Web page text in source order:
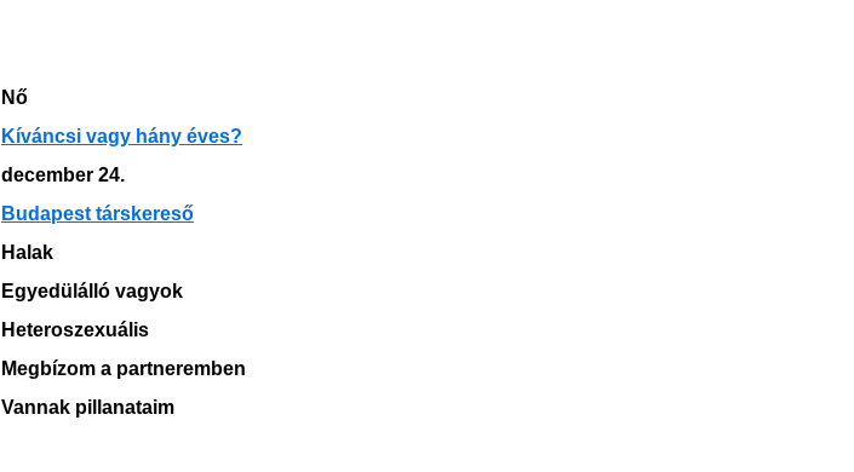
Nő
Kíváncsi vagy hány éves?
december 24.
Budapest társkereső
Halak
Egyedülálló vagyok
Heteroszexuális
Megbízom a partneremben
Vannak pillanataim